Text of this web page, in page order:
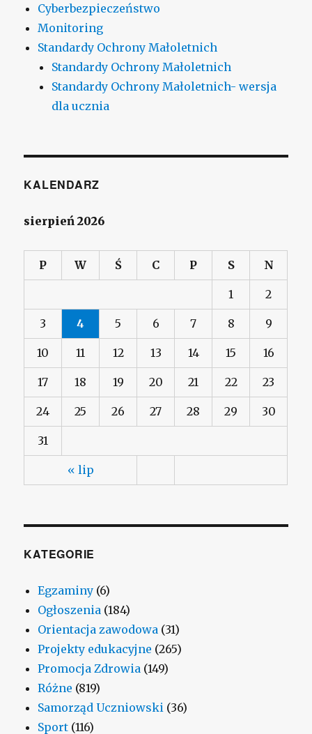
Cyberbezpieczeństwo
Monitoring
Standardy Ochrony Małoletnich
Standardy Ochrony Małoletnich
Standardy Ochrony Małoletnich- wersja
dla ucznia
KALENDARZ
sierpień 2026
P W Ś C P S N
« lip
1 2
3 4 5 6 7 8 9
10 11 12 13 14 15 16
17 18 19 20 21 22 23
24 25 26 27 28 29 30
31
KATEGORIE
Egzaminy (6)
Ogłoszenia (184)
Orientacja zawodowa (31)
Projekty edukacyjne (265)
Promocja Zdrowia (149)
Różne (819)
Samorząd Uczniowski (36)
Sport (116)